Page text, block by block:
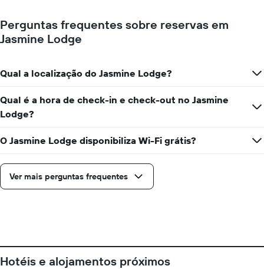
Perguntas frequentes sobre reservas em
Jasmine Lodge
Qual a localização do Jasmine Lodge?
Qual é a hora de check-in e check-out no Jasmine
Lodge?
O Jasmine Lodge disponibiliza Wi-Fi grátis?
Ver mais perguntas frequentes
Hotéis e alojamentos próximos